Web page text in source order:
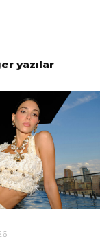
yazılar